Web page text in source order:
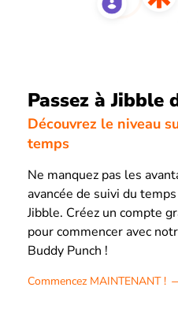
Passez à Jibble
Découvrez le niveau
temps
Ne manquez pas les
avancée de suivi du
Jibble. Créez un compte
pour commencer avec
Buddy Punch !
Commencez MAINTENANT !